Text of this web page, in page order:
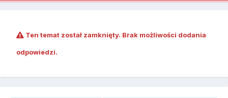
Ten temat został zamknięty. Brak możliwości dodania
odpowiedzi.